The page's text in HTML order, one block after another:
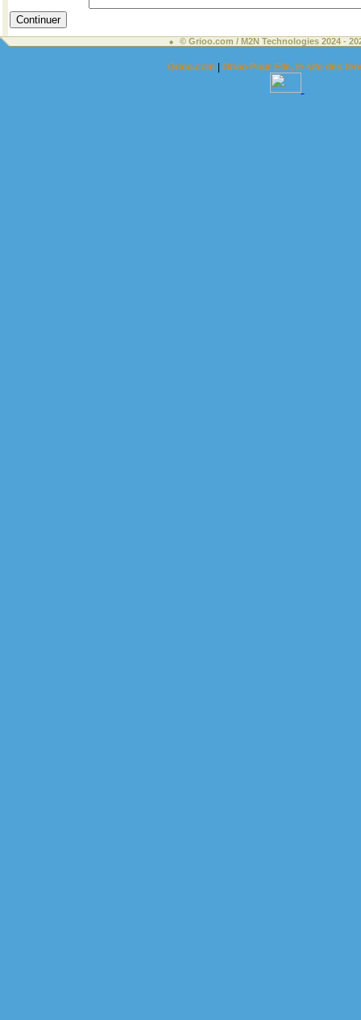
© Grioo.com / M2N Technologies 2024 -
Grioo.com |Grioo Pour Elle, le site des